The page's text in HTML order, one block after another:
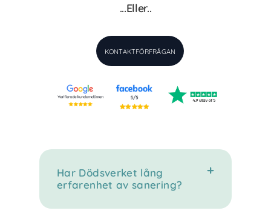
...Eller..
KONTAKTFÖRFRÅGAN
Har Dödsverket lång
erfarenhet av sanering?